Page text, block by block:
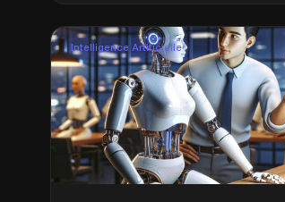
Intelligence Artificielle